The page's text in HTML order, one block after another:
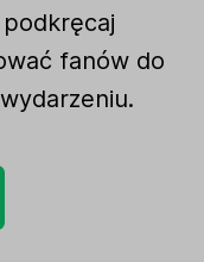
fanów do